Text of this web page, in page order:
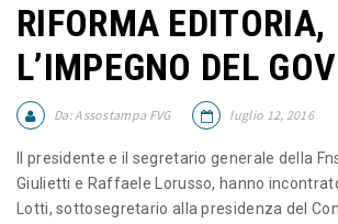
RIFORMA EDITORIA,
L’IMPEGNO DEL
Da:Assostampa FVG luglio 12, 2016
Il presidente e il segretario generale della
Giulietti e Raffaele Lorusso, hanno
Lotti, sottosegretario alla presidenza del